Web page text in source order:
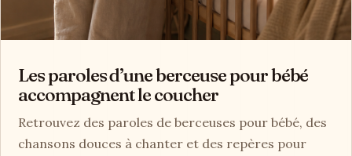
Les paroles d’une berceuse pour bébé
accompagnent le coucher
Retrouvez des paroles de berceuses pour bébé, des
chansons douces à chanter et des repères pour